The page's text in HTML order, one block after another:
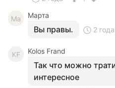
Ма Марта
Вы правы. 2 года
KF Kolos Frand
Так что можно
интересное